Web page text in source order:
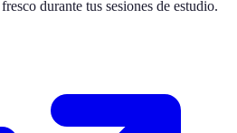
durante tus sesiones de estudio.